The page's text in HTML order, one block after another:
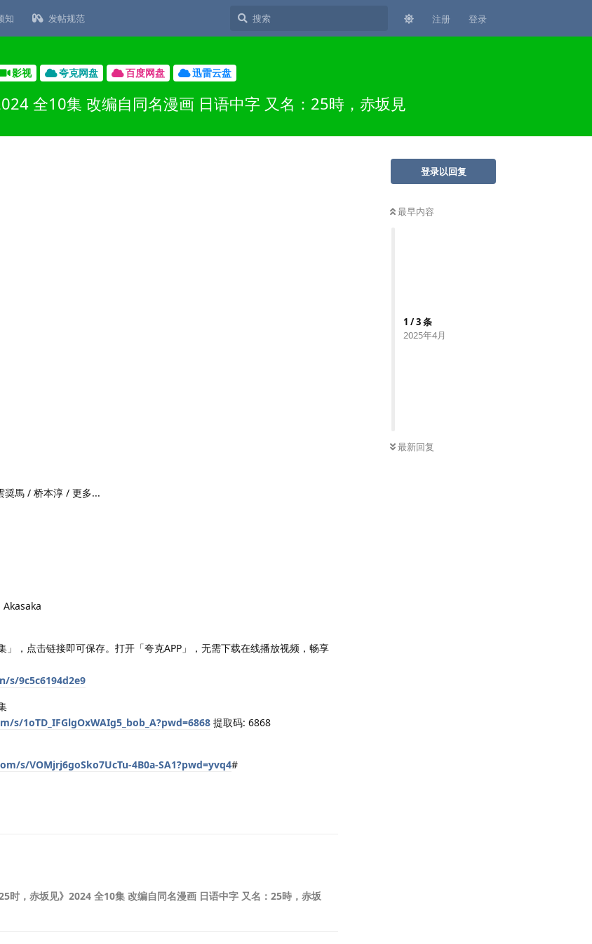
知 发帖规范 注册 登录
影视 夸克网盘 百度网盘 迅雷云盘
全10集 改编自同名漫画 日语中字 又名：25時，赤坂見
登录以回复
最早内容
1 /3条
2025年4月
最新回复
奨馬 / 桥本淳 / 更多...
，点击链接即可保存。打开「夸克APP」，无需下载在线播放视频，畅享
s/9c5c6194d2e9
s/1oTD_IFGlgOxWAIg5_bob_A?pwd=6868 提取码: 6868
s/VOMjrj6goSko7UcTu-4B0a-SA1?pwd=yvq4#
时，赤坂见》2024 全10集 改编自同名漫画 日语中字 又名：25時，赤坂